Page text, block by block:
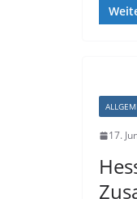
17.